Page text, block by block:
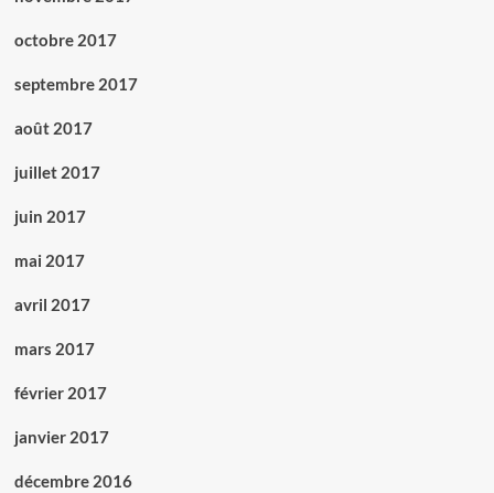
octobre 2017
septembre 2017
août 2017
juillet 2017
juin 2017
mai 2017
avril 2017
mars 2017
février 2017
janvier 2017
décembre 2016